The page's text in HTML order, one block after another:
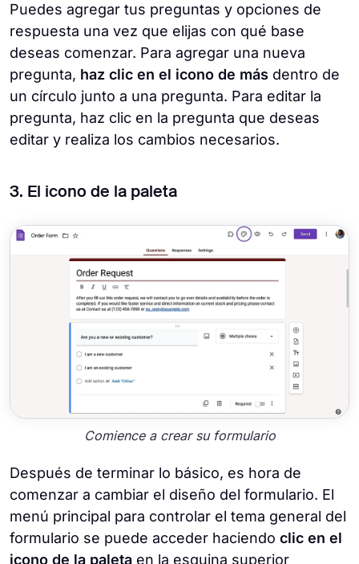
Puedes agregar tus preguntas y opciones de
respuesta una vez que elijas con qué base
deseas comenzar. Para agregar una nueva
pregunta, haz clic en el icono de más dentro de
un círculo junto a una pregunta. Para editar la
pregunta, haz clic en la pregunta que deseas
editar y realiza los cambios necesarios.
3. El icono de la paleta
Comience a crear su formulario
Después de terminar lo básico, es hora de
comenzar a cambiar el diseño del formulario. El
menú principal para controlar el tema general del
formulario se puede acceder haciendo clic en el
icono de la paleta en la esquina superior